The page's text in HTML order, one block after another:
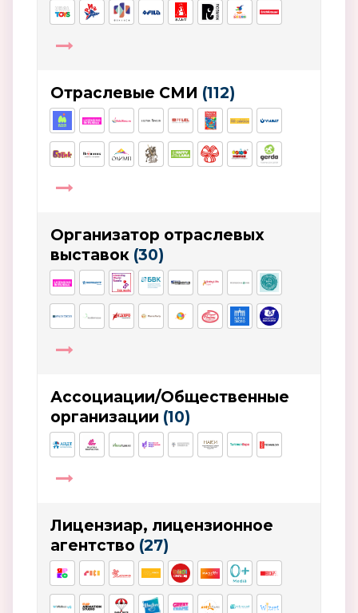
Отраслевые СМИ (112)
Организатор отраслевых
выставок (30)
Ассоциации/Общественные
организации (10)
Лицензиар, лицензионное
агентство (27)